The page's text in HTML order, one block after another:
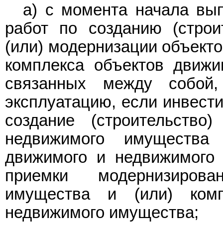
а) с момента начала
работ по созданию
(или) модернизации
комплекса объектов
связанных между
эксплуатацию, если
создание
недвижимого
движимого и
приемки
имущества и (или)
недвижимого имущества;